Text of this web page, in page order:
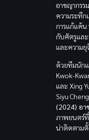
อาชญากรร
ความระทึก
การแก้แค้น
กับศัตรูแล
และความยุ
ด้วยทีมนัก
Kwok-
และ Xing
Siyu
(2024) อา
ภาพยนตร์
น่าติดตาม